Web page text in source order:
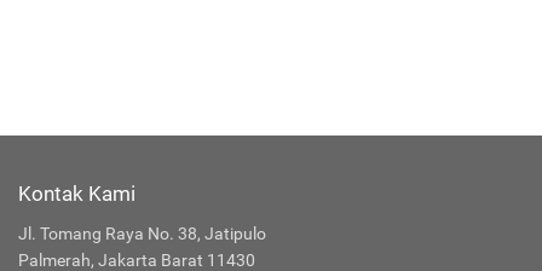
Kontak Kami
Jl. Tomang Raya No. 38, Jatipulo
Palmerah, Jakarta Barat 11430